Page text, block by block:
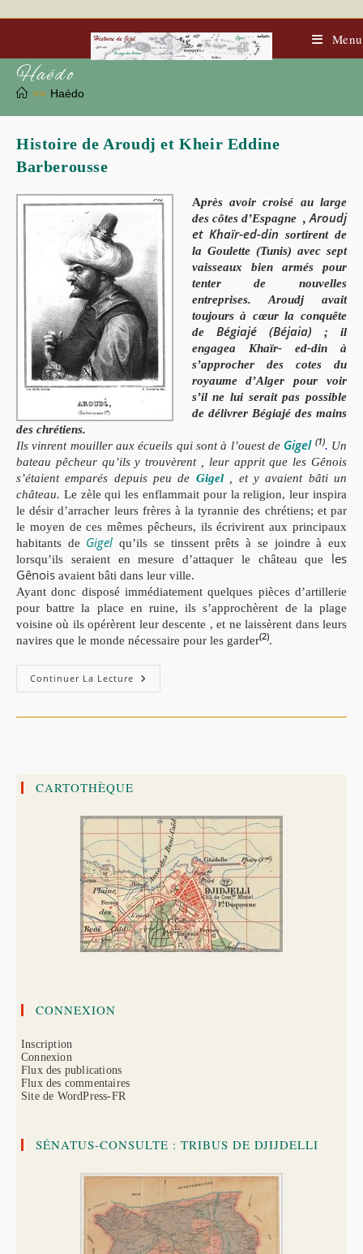
to
Menu
Haédo
>> Haédo
Histoire de Aroudj et Kheir Eddine
Barberousse
Après avoir croisé au large
des côtes d’Espagne , Aroudj
et Khaïr-ed-din sortirent de
la Goulette (Tunis) avec sept
vaisseaux bien armés pour
tenter de nouvelles
entreprises. Aroudj avait
toujours à cœur la conquête
de Bégiajé (Béjaia) ; il
engagea Khaïr- ed-din à
s’approcher des cotes du
royaume d’Alger pour voir
s’il ne lui serait pas possible
de délivrer Bégiajé des mains
des chrétiens.
Ils vinrent mouiller aux écueils qui sont à l’ouest de Gigel (1). Un
bateau pêcheur qu’ils y trouvèrent , leur apprit que les Gênois
s’étaient emparés depuis peu de Gigel
, et y avaient bâti un
château. Le zèle qui les enflammait pour la religion, leur inspira
le désir d’arracher leurs frères à la tyrannie des chrétiens; et par
le moyen de ces mêmes pêcheurs, ils écrivirent aux principaux
habitants de Gigel qu’ils se tinssent prêts à se joindre à eux
lorsqu’ils seraient en mesure d’attaquer le château que les
Gênois avaient bâti dans leur ville.
Ayant donc disposé immédiatement quelques pièces d’artillerie
pour battre la place en ruine, ils s’approchèrent de la plage
voisine où ils opérèrent leur descente , et ne laissèrent dans leurs
navires que le monde nécessaire pour les garder(2).
Continuer La Lecture Histoire
De
CARTOTHÈQUE
CONNEXION
Inscription
Connexion
Flux des publications
Flux des commentaires
Site de WordPress-FR
SÉNATUS-CONSULTE : TRIBUS DE DJIJDELLI